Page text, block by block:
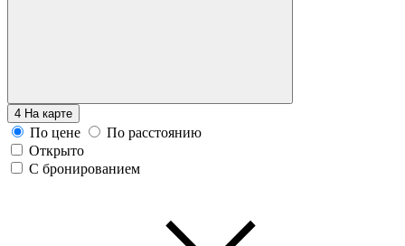
4 На карте
По цене
По расстоянию
Открыто
С бронированием